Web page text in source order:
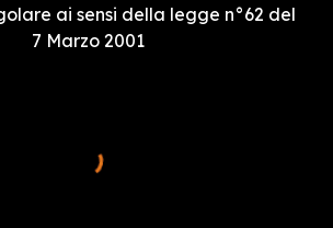
ai sensi della legge n°62 del
7 Marzo 2001